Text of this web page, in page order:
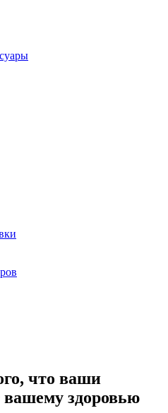
что ваши
здоровью